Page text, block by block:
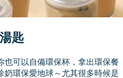
匙
也可以自備環保杯，拿出環保餐
環保愛地球～尤其很多時候是